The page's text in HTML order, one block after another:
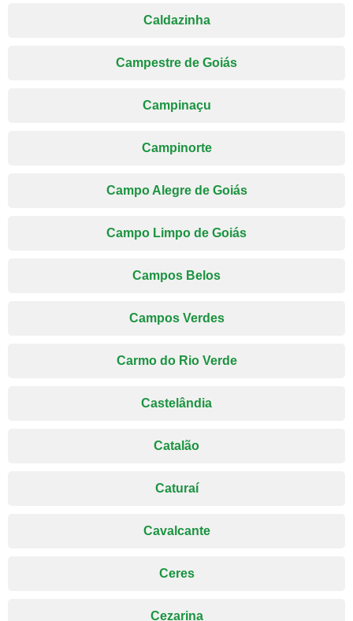
Caldazinha
Campestre de Goiás
Campinaçu
Campinorte
Campo Alegre de Goiás
Campo Limpo de Goiás
Campos Belos
Campos Verdes
Carmo do Rio Verde
Castelândia
Catalão
Caturaí
Cavalcante
Ceres
Cezarina